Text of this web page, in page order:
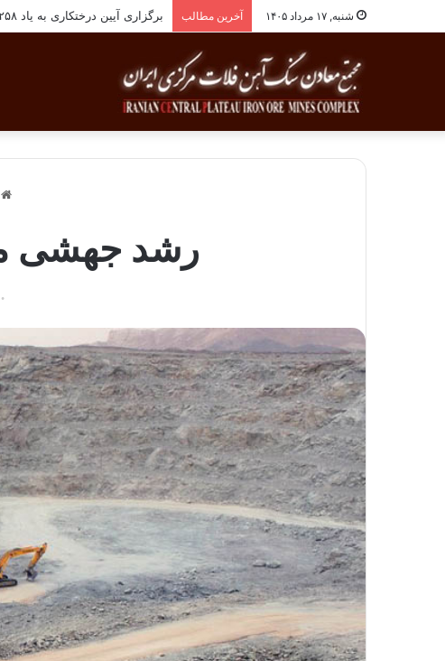
شنبه, ۱۷ مرداد ۱۴۰۵ آخرین مطالب برگزاری آیین درختکاری به یاد ۲۵۸شهید شهرستان بافق
رشد جهشی معدن با